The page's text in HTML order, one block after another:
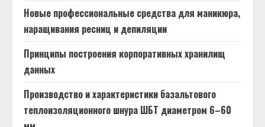
Новые профессиональные средства для маникюра,
наращивания ресниц и депиляции
Принципы построения корпоративных хранилищ
данных
Производство и характеристики базальтового
теплоизоляционного шнура ШБТ диаметром 6–60